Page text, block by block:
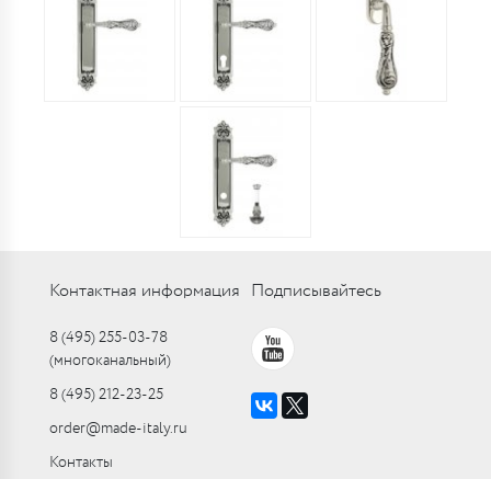
Контактная информация
8 (495) 255-03-78
(многоканальный)
8 (495) 212-23-25
order@made-italy.ru
Контакты
Подписывайтесь